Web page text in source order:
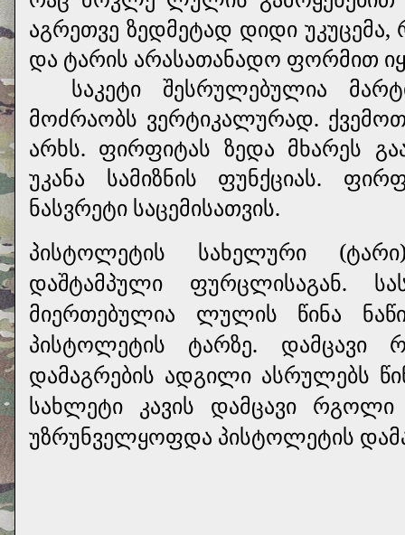
აგრეთვე ზედმეტად დიდი
და ტარის არასათანადო ფორმით
საკეტი შესრულებულია
მოძრაობს ვერტიკალურად.
არხს. ფირფიტას ზედა მხარეს
უკანა სამიზნის ფუნქციას.
ნასვრეტი საცემისათვის.
პისტოლეტის სახელური
დაშტამპული ფურცლისაგან.
მიერთებულია ლულის წინა
პისტოლეტის ტარზე.
დამაგრების ადგილი ასრულებს
სახლეტი კავის დამცავი რგოლი
უზრუნველყოფდა პისტოლეტის